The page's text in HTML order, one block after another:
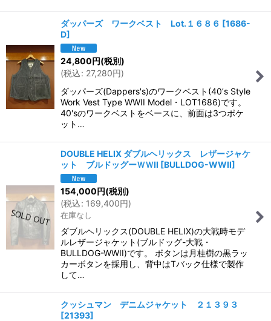
ダッパーズ ワークベスト Lot.１６８６ [1686-
D]
24,800円(税別)
(税込: 27,280円)
ダッパーズ(Dappers's)のワークベスト(40’s Style
Work Vest Type WWII Model・LOT1686)です。
40'sのワークベストをベースに、前面は3つポケ
ット…
DOUBLE HELIX ダブルヘリックス レザージャケ
ット ブルドッグーＷＷII [BULLDOG-WWII]
154,000円(税別)
(税込: 169,400円)
在庫なし
ダブルヘリックス(DOUBLE HELIX)の大戦時モデ
ルレザージャケット(ブルドッグ-大戦・
BULLDOG-WWII)です。 ボタンは月桂樹の黒ラッ
カーボタンを採用し、背中はTバック仕様で製作
して…
クッシュマン デニムジャケット ２１３９３
[21393]